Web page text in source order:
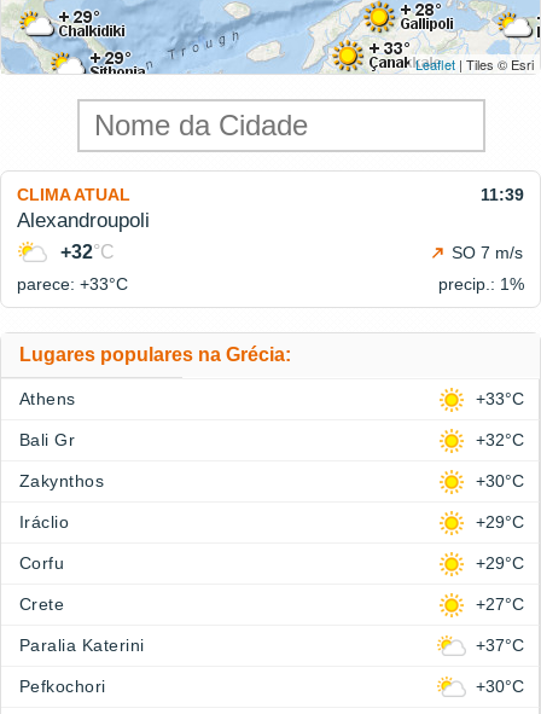
Leaflet | Tiles © Esri
CLIMA ATUAL 11:39
Alexandroupoli
+32°C
SO 7 m/s
parece: +33°C precip.: 1%
Lugares populares na Grécia:
Athens +33°C
Bali Gr +32°C
Zakynthos +30°C
Iráclio +29°C
Corfu +29°C
Crete +27°C
Paralia Katerini +37°C
Pefkochori +30°C